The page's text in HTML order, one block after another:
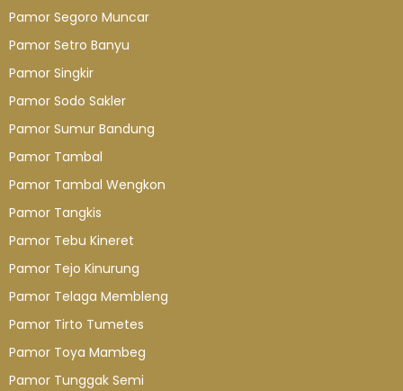
Pamor Segoro Muncar
Pamor Setro Banyu
Pamor Singkir
Pamor Sodo Sakler
Pamor Sumur Bandung
Pamor Tambal
Pamor Tambal Wengkon
Pamor Tangkis
Pamor Tebu Kineret
Pamor Tejo Kinurung
Pamor Telaga Membleng
Pamor Tirto Tumetes
Pamor Toya Mambeg
Pamor Tunggak Semi